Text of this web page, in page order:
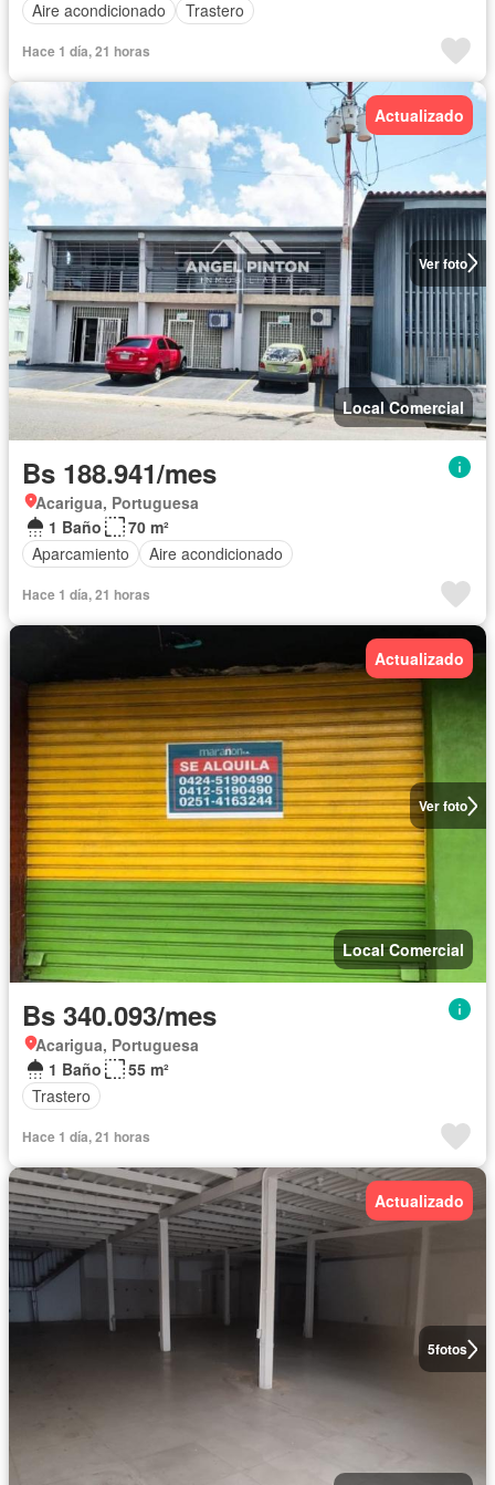
Aire acondicionado
Trastero
Hace 1 día, 21 horas
Ver foto
Actualizado
Local Comercial
Bs 188.941/mes
Acarigua, Portuguesa
1 Baño
70 m²
Aparcamiento
Aire acondicionado
Hace 1 día, 21 horas
Ver foto
Actualizado
Local Comercial
Bs 340.093/mes
Acarigua, Portuguesa
1 Baño
55 m²
Trastero
Hace 1 día, 21 horas
5fotos
Actualizado